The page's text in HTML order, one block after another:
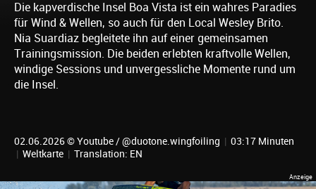
Die kapverdische Insel Boa Vista ist ein wahres Paradies
für Wind & Wellen, so auch für den Local Wesley Brito.
Nia Suardiaz begleitete ihn auf einer gemeinsamen
Trainingsmission. Die beiden erlebten kraftvolle Wellen,
windige Sessions und unvergessliche Momente rund um
die Insel.
02.06.2026 © Youtube / @duotone.wingfoiling | 03:17 Minuten
| Weltkarte | Translation: EN